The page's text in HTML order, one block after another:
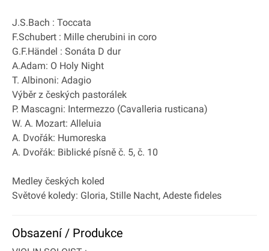
J.S.Bach : Toccata
F.Schubert : Mille cherubini in coro
G.F.Händel : Sonáta D dur
A.Adam: O Holy Night
T. Albinoni: Adagio
Výběr z českých pastorálek
P. Mascagni: Intermezzo (Cavalleria rusticana)
W. A. Mozart: Alleluia
A. Dvořák: Humoreska
A. Dvořák: Biblické písně č. 5, č. 10
Medley českých koled
Světové koledy: Gloria, Stille Nacht, Adeste fideles
Obsazení / Produkce